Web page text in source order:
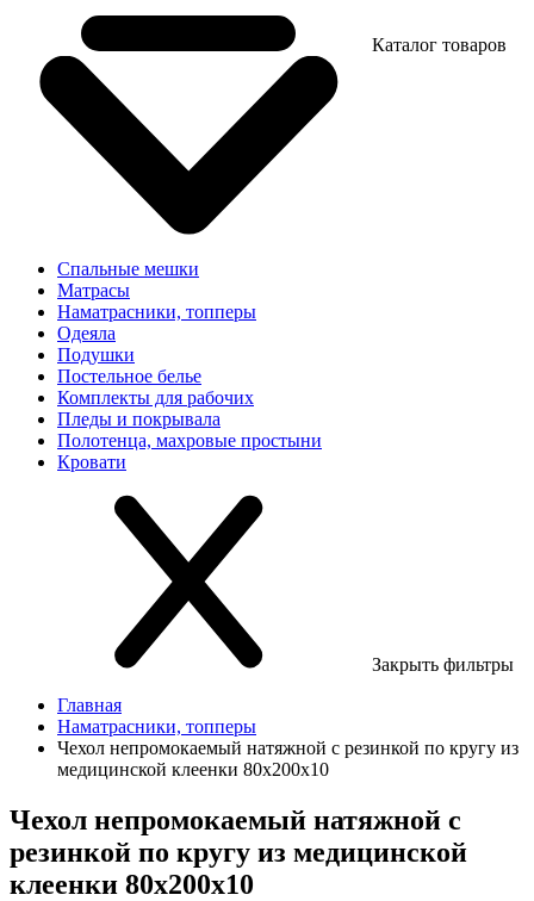
Каталог товаров
Спальные мешки
Матрасы
Наматрасники, топперы
Одеяла
Подушки
Постельное белье
Комплекты для рабочих
Пледы и покрывала
Полотенца, махровые простыни
Кровати
Закрыть фильтры
Главная
Наматрасники, топперы
Чехол непромокаемый натяжной с резинкой по кругу из
медицинской клеенки 80х200х10
Чехол непромокаемый натяжной с
резинкой по кругу из медицинской
клеенки 80х200х10